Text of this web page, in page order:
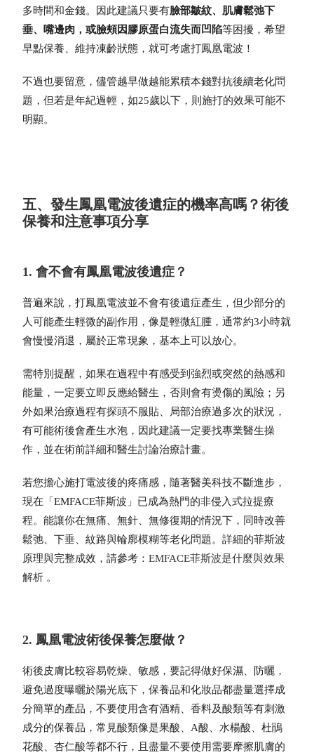
多時間和金錢。因此建議只要有臉部皺紋、肌膚鬆弛下
垂、嘴邊肉，或臉頰因膠原蛋白流失而凹陷等困擾，希望
早點保養、維持凍齡狀態，就可考慮打鳳凰電波！
不過也要留意，儘管越早做越能累積本錢對抗後續老化問
題，但若是年紀過輕，如25歲以下，則施打的效果可能不
明顯。
五、發生鳳凰電波後遺症的機率高嗎？術後
保養和注意事項分享
1. 會不會有鳳凰電波後遺症？
普遍來說，打鳳凰電波並不會有後遺症產生，但少部分的
人可能產生輕微的副作用，像是輕微紅腫，通常約3小時就
會慢慢消退，屬於正常現象，基本上可以放心。
需特別提醒，如果在過程中有感受到強烈或突然的熱感和
能量，一定要立即反應給醫生，否則會有燙傷的風險；另
外如果治療過程有探頭不服貼、局部治療過多次的狀況，
有可能術後會產生水泡，因此建議一定要找專業醫生操
作，並在術前詳細和醫生討論治療計畫。
若您擔心施打電波後的疼痛感，隨著醫美科技不斷進步，
現在「EMFACE菲斯波」已成為熱門的非侵入式拉提療
程。能讓你在無痛、無針、無修復期的情況下，同時改善
鬆弛、下垂、紋路與輪廓模糊等老化問題。詳細的菲斯波
原理與完整成效，請參考：EMFACE菲斯波是什麼與效果
解析 。
2. 鳳凰電波術後保養怎麼做？
術後皮膚比較容易乾燥、敏感，要記得做好保濕、防曬，
避免過度曝曬於陽光底下，保養品和化妝品都盡量選擇成
分簡單的產品，不要使用含有酒精、香料及酸類等有刺激
成分的保養品，常見酸類像是果酸、A酸、水楊酸、杜鵑
花酸、杏仁酸等都不行，且盡量不要使用需要摩擦肌膚的